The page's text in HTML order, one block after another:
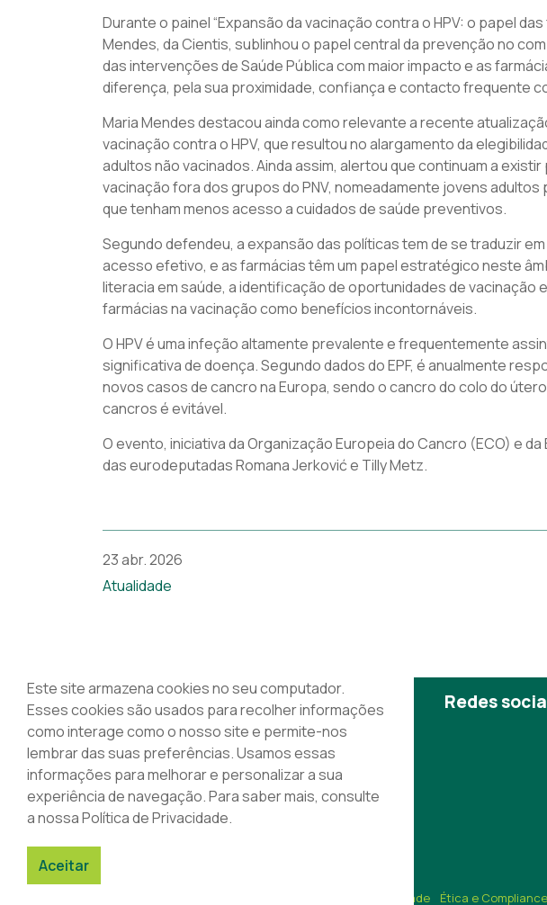
Durante o painel “Expansão da vacinação contra o HPV: o papel
Mendes, da Cientis, sublinhou o papel central da prevenção no
das intervenções de Saúde Pública com maior impacto e as
diferença, pela sua proximidade, confiança e contacto frequente
Maria Mendes destacou ainda como relevante a recente
vacinação contra o HPV, que resultou no alargamento da
adultos não vacinados. Ainda assim, alertou que continuam a
vacinação fora dos grupos do PNV, nomeadamente jovens adultos
que tenham menos acesso a cuidados de saúde preventivos.
Segundo defendeu, a expansão das políticas tem de se traduzir
acesso efetivo, e as farmácias têm um papel estratégico neste
literacia em saúde, a identificação de oportunidades de vacinação
farmácias na vacinação como benefícios incontornáveis.
O HPV é uma infeção altamente prevalente e frequentemente
significativa de doença. Segundo dados do EPF, é anualmente
novos casos de cancro na Europa, sendo o cancro do colo do
cancros é evitável.
O evento, iniciativa da Organização Europeia do Cancro (ECO) e
das eurodeputadas Romana Jerković e Tilly Metz.​​​
23 abr. 2026
Atualidade
Associação Nacional das
Farmácias
Rua Marechal Saldanha 1, 1249-069
Lisboa
+351 213 400 600
anf@anf.pt
Redes
Política de privacidade Ética e Compliance
Este site armazena cookies no seu computador.
Esses cookies são usados para recolher informações
como interage como o nosso site e permite-nos
lembrar das suas preferências. Usamos essas
informações para melhorar e personalizar a sua
experiência de navegação. Para saber mais, consulte
a nossa Política de Privacidade.
Aceitar